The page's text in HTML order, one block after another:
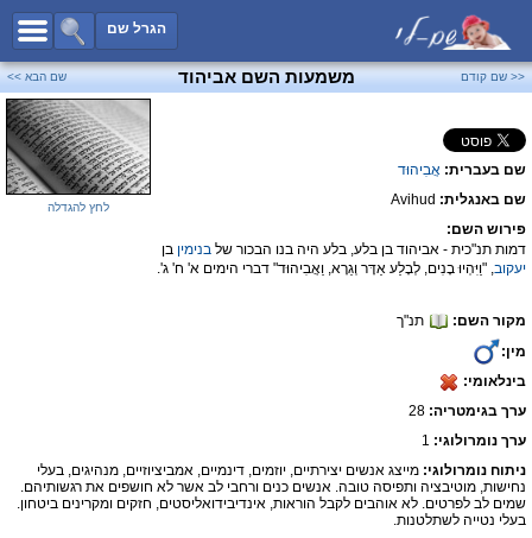
הגרל שם
כל השמות
שמות לבנים
שמות לבנות
שמות משותפים
שמות נפוצים
פייסבוק
<< שם קודם משמעות השם אביהוד שם הבא >>
שם בעברית: אֲבִיהוּד
שם באנגלית: Avihud
פירוש השם:
דמות תנ"כית - אביהוד בן בלע, בלע היה בנו הבכור של בנימין בן
יעקוב, "וַיִּהְיוּ בָנִים, לְבָלַע אַדָּר וְגֵרָא, וַאֲבִיהוּד" דברי הימים א' ח' ג'.
מקור השם:
תנ"ך
מין:
בינלאומי:
ערך בגימטריה:
ערך נומרולוגי: 1
לחץ להגדלה
ניתוח נומרולוגי: מייצג אנשים יצירתיים, יוזמים, דינמיים, אמביציוזיים, מנהיגים, בעלי
נחישות, מוטיבציה ותפיסה טובה. אנשים כנים ורחבי לב אשר לא חושפים את רגשותיהם.
שמים לב לפרטים. לא אוהבים לקבל הוראות, אינדיבידואליסטים, חזקים ומקרינים ביטחון.
בעלי נטייה לשתלטנות.